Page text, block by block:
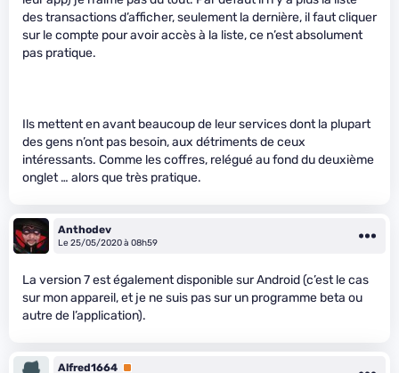
des transactions d’afficher, seulement la dernière, il faut cliquer
sur le compte pour avoir accès à la liste, ce n’est absolument
pas pratique.
Ils mettent en avant beaucoup de leur services dont la plupart
des gens n’ont pas besoin, aux détriments de ceux
intéressants. Comme les coffres, relégué au fond du deuxième
onglet … alors que très pratique.
Anthodev
Le 25/05/2020 à 08h59
La version 7 est également disponible sur Android (c’est le cas
sur mon appareil, et je ne suis pas sur un programme beta ou
autre de l’application).
Alfred1664 Premium